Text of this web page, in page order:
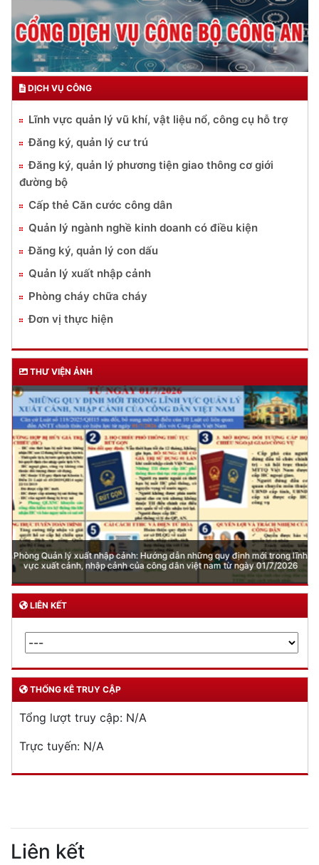
DỊCH VỤ CÔNG
Lĩnh vực quản lý vũ khí, vật liệu nổ, công cụ hỗ trợ
Đăng ký, quản lý cư trú
Đăng ký, quản lý phương tiện giao thông cơ giới
đường bộ
Cấp thẻ Căn cước công dân
Quản lý ngành nghề kinh doanh có điều kiện
Đăng ký, quản lý con dấu
Quản lý xuất nhập cảnh
Phòng cháy chữa cháy
Đơn vị thực hiện
THƯ VIỆN ẢNH
Phòng Quản lý xuất nhập cảnh: Hướng dẫn những quy định mới trong lĩnh
vực xuất cảnh, nhập cảnh của công dân việt nam từ ngày 01/7/2026
LIÊN KẾT
THỐNG KÊ TRUY CẬP
Tổng lượt truy cập: N/A
Trực tuyến: N/A
Liên kết